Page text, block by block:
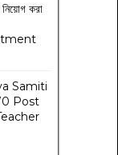
নিয়োগ করা
Samiti
Post